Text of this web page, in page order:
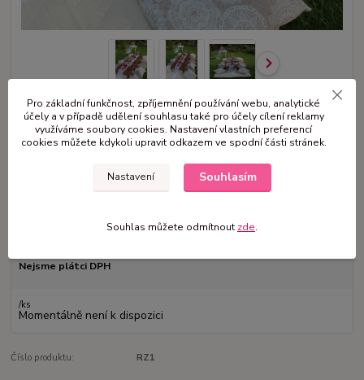
Vhodné na svatbu, oslavu, rozlučku se svobodou a jiné. Rozměr stolu
vel S - 120 cm M - 180 cm L -3 m Lze připravit i v jiném barevném
Všem ostatní na domluvě, včetně montáže V případě zájmu prosím o
zprávu mv.vence@seznam.cz...celý popis
na dotaz
Nejsme plátci DPH
/ks
Momentálně není k dispozici
Číslo produktu: RZ1
Pro základní funkčnost, zpříjemnění používání webu, analytické
účely a v případě udělení souhlasu také pro účely cílení reklamy
využíváme soubory cookies. Nastavení vlastních preferencí
cookies můžete kdykoli upravit odkazem ve spodní části stránek.
Nastavení Souhlasím
Souhlas můžete odmítnout zde.